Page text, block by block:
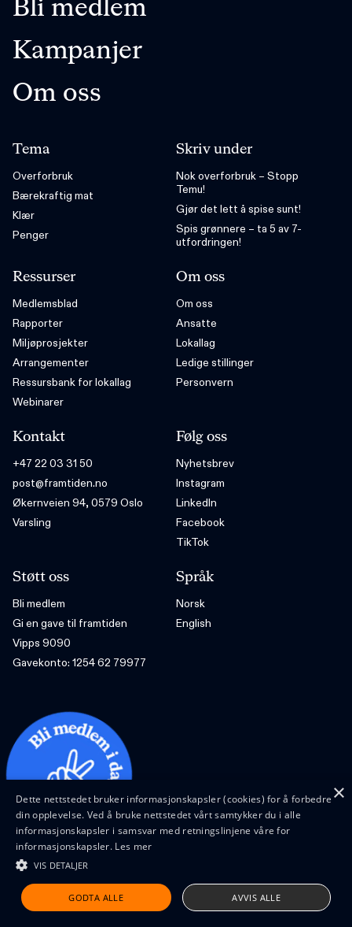
Bli medlem
Kampanjer
Om oss
Tema
Overforbruk
Bærekraftig mat
Klær
Penger
Skriv under
Nok overforbruk – Stopp
Temu!
Gjør det lett å spise sunt!
Spis grønnere – ta 5 av 7-
utfordringen!
Ressurser
Medlemsblad
Rapporter
Miljøprosjekter
Arrangementer
Ressursbank for lokallag
Webinarer
Om oss
Om oss
Ansatte
Lokallag
Ledige stillinger
Personvern
Kontakt
+47 22 03 31 50
post@framtiden.no
Økernveien 94, 0579 Oslo
Varsling
Følg oss
Nyhetsbrev
Instagram
LinkedIn
Facebook
TikTok
Støtt oss
Bli medlem
Gi en gave til framtiden
Vipps 9090
Gavekonto: 1254 62 79977
Språk
Norsk
English
Design and code by Feed
×
Dette nettstedet bruker informasjonskapsler (cookies) for å forbedre
din opplevelse. Ved å bruke nettstedet vårt samtykker du i alle
informasjonskapsler i samsvar med retningslinjene våre for
informasjonskapsler. Les mer
VIS DETALJER
GODTA ALLE AVVIS ALLE